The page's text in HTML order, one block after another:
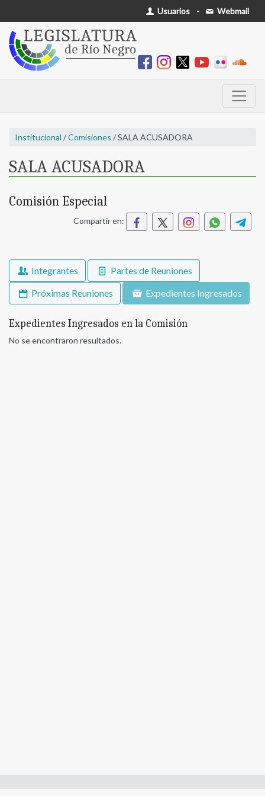
Usuarios - Webmail
Institucional /Comisiones / SALA ACUSADORA
SALA ACUSADORA
Comisión Especial
Compartir en:
Integrantes
Partes de Reuniones
Próximas Reuniones
Expedientes Ingresados
Expedientes Ingresados en la Comisión
No se encontraron resultados.